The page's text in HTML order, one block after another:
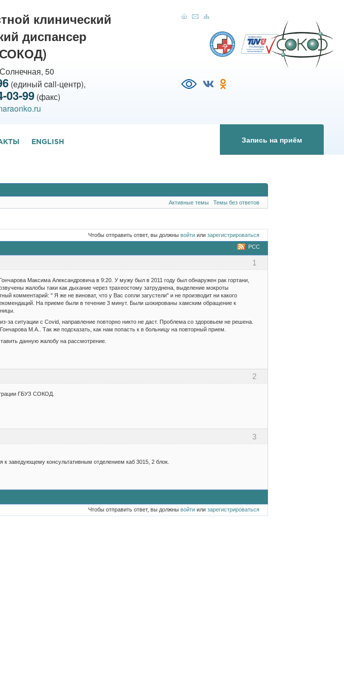
клинический
диспансер
50
(единый call-центр),
03-99(факс)
ENGLISH Запись на приём
Активные темы Темы без ответов
Чтобы отправить ответ, вы должнывойти илизарегистрироваться
РСС
1
Максима Александровича в 9:20. У мужу был в 2011 году был обнаружен рак гортани,
жалобы таки как дыхание через трахеостому затруднена, выделение мокроты
комментарий: " Я же не виноват, что у Вас сопли загустели" и не производит ни какого
На приеме были в течение 3 минут. Были шокированы хамским обращение к
ситуации с Covid, направление повторно никто не даст. Проблема со здоровьем не решена.
М.А.. Так же подсказать, как нам попасть к в больницу на повторный прием.
данную жалобу на рассмотрение.
2
ГБУЗ СОКОД.
3
к заведующему консультативным отделением каб 3015, 2 блок.
Чтобы отправить ответ, вы должнывойти илизарегистрироваться